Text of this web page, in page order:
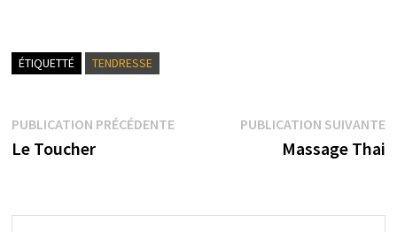
ÉTIQUETTÉ TENDRESSE
Navigation
de
PUBLICATION PRÉCÉDENTEPublication
Le Toucher
PUBLICATION SUIVANTE
Massage Thai